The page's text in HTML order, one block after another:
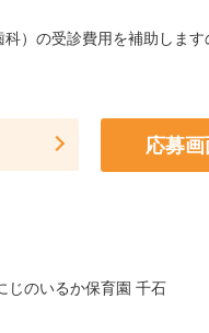
）の受診費用を補助しま
応募
じのいるか保育園 千石